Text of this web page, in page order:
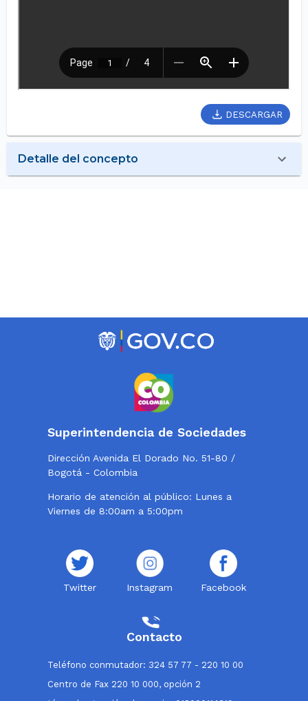
DESCARGAR
Detalle del concepto
Superintendencia de Sociedades
Dirección Avenida El Dorado No. 51-80 /
Bogotá - Colombia
Horario de atención al público: Lunes a
Viernes de 8:00am a 5:00pm
Twitter Instagram Facebook
Contacto
Teléfono conmutador: 324 57 77 - 220 10 00
Centro de Fax 220 10 000, opción 2